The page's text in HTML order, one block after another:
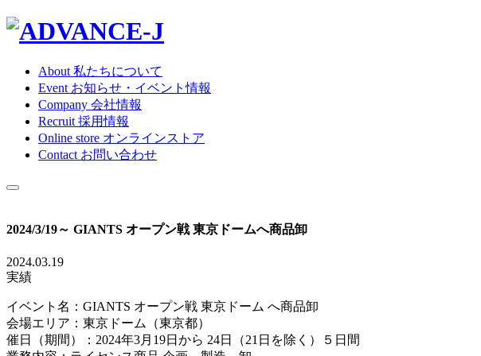
About 私たちについて
Event お知らせ・イベント情報
Company 会社情報
Recruit 採用情報
Online store オンラインストア
Contact お問い合わせ
2024/3/19～ GIANTS オープン戦 東京ドームへ商品卸
2024.03.19
実績
イベント名：GIANTS オープン戦 東京ドーム へ商品卸
会場エリア：東京ドーム（東京都）
催日（期間）：2024年3月19日から 24日（21日を除く）５日間